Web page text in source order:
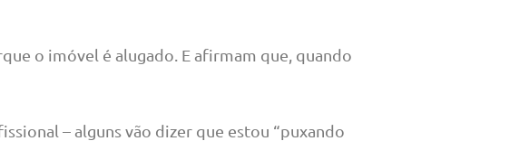
o imóvel é alugado. E afirmam que, quando
– alguns vão dizer que estou “puxando